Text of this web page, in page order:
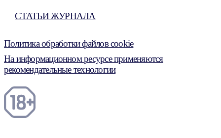
СТАТЬИ ЖУРНАЛА
Политика обработки файлов cookie
На информационном ресурсе применяются
рекомендательные технологии